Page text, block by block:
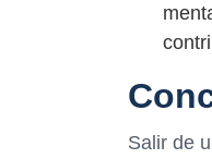
Salir de